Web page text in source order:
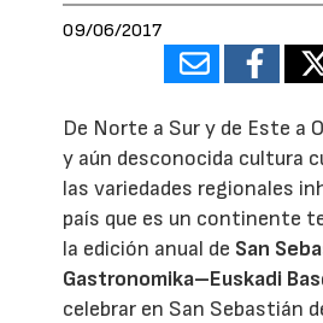
09/06/2017
De Norte a Sur y de Este a
y aún desconocida cultura
las variedades regionales
país que es un continente
la edición anual de San
Gastronomika–Euskadi
celebrar en San Sebastián